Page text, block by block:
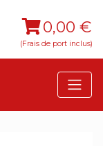
0,00 €
(Frais de port inclus)